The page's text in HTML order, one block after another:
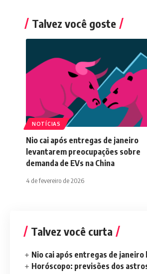
Talvez você goste
NOTÍCIAS
Nio cai após entregas de janeiro
levantarem preocupações sobre
demanda de EVs na China
4 de fevereiro de 2026
Talvez você curta
Nio cai após entregas de
Horóscopo: previsões dos